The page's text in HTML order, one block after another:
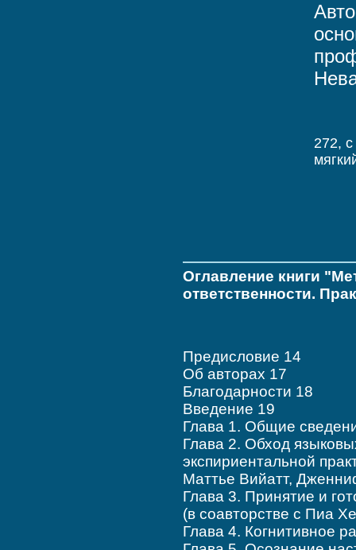
272,
Оглавление книги
ответственности.
Предисловие 14
Об авторах 17
Благодарности 18
Введение 19
Глава 1. Общие
Глава 2. Обход
экспириентальной
Маттье Вийатт,
Глава 3. Принятие и
(в соавторстве с Пиа
Глава 4. Когнитивное